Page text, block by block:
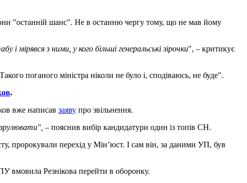
"останній шанс". Не в останню чергу тому, що не мав йому
з ними, у кого більші генеральські зірочки", – критикує
поганого міністра ніколи не було і, сподіваюсь, не буде".
.
вже написав заяву про звільнення.
– пояснив вибір кандидатури один із топів СН.
пророкували перехід у Мін’юст. І сам він, за даними УП, був
вмовила Резнікова перейти в оборонку.